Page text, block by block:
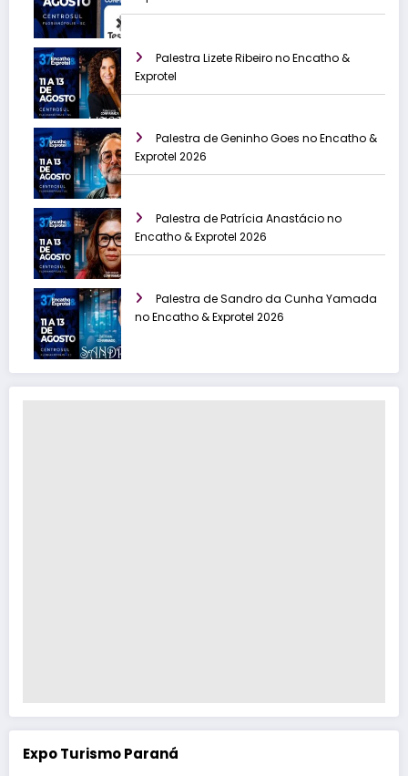
Palestra Lizete Ribeiro no Encatho &
Exprotel
Palestra de Geninho Goes no Encatho &
Exprotel 2026
Palestra de Patrícia Anastácio no
Encatho & Exprotel 2026
Palestra de Sandro da Cunha Yamada
no Encatho & Exprotel 2026
Expo Turismo Paraná